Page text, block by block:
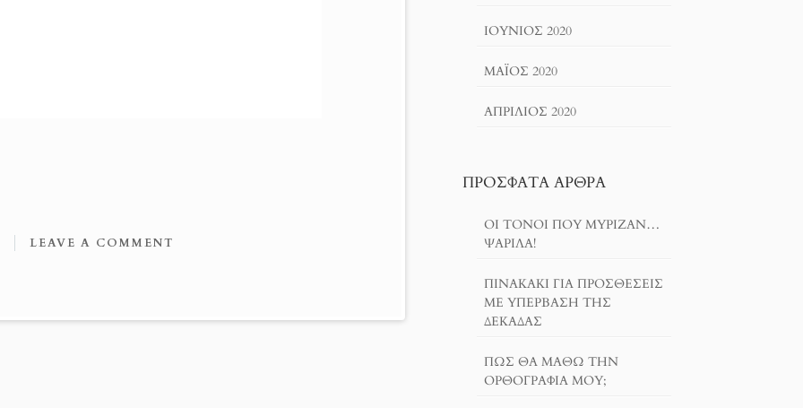
LEAVE A COMMENT
ΙΟΎΝΙΟΣ 2020
ΜΆΙΟΣ 2020
ΑΠΡΊΛΙΟΣ 2020
ΠΡΌΣΦΑΤΑ ΆΡΘΡΑ
ΟΙ ΤΌΝΟΙ ΠΟΥ ΜΎΡΙΖΑΝ…
ΨΑΡΊΛΑ!
ΠΙΝΑΚΆΚΙ ΓΙΑ ΠΡΟΣΘΈΣΕΙΣ
ΜΕ ΥΠΈΡΒΑΣΗ ΤΗΣ
ΔΕΚΆΔΑΣ
ΠΏΣ ΘΑ ΜΆΘΩ ΤΗΝ
ΟΡΘΟΓΡΑΦΊΑ ΜΟΥ;